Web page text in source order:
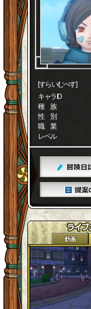
[すらいむべす]
キャラID
種 族
性 別
職 業
レベル